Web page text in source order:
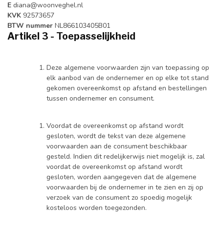
E diana@woonveghel.nl
KVK 92573657
BTW nummer NL866103405B01
Artikel 3 - Toepasselijkheid
Deze algemene voorwaarden zijn van toepassing op
elk aanbod van de ondernemer en op elke tot stand
gekomen overeenkomst op afstand en bestellingen
tussen ondernemer en consument.
Voordat de overeenkomst op afstand wordt
gesloten, wordt de tekst van deze algemene
voorwaarden aan de consument beschikbaar
gesteld. Indien dit redelijkerwijs niet mogelijk is, zal
voordat de overeenkomst op afstand wordt
gesloten, worden aangegeven dat de algemene
voorwaarden bij de ondernemer in te zien en zij op
verzoek van de consument zo spoedig mogelijk
kosteloos worden toegezonden.